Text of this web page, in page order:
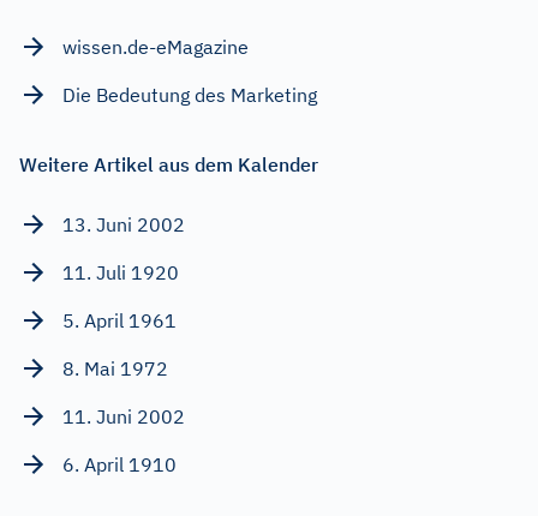
wissen.de-eMagazine
Die Bedeutung des Marketing
Weitere Artikel aus dem Kalender
13. Juni 2002
11. Juli 1920
5. April 1961
8. Mai 1972
11. Juni 2002
6. April 1910